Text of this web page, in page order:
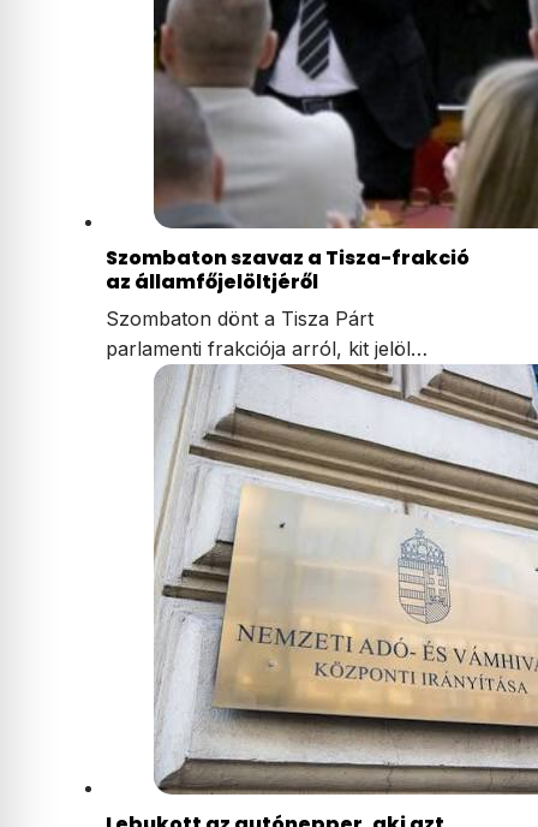
Szombaton szavaz a Tisza-frakció
az államfőjelöltjéről
Szombaton dönt a Tisza Párt
parlamenti frakciója arról, kit jelöl…